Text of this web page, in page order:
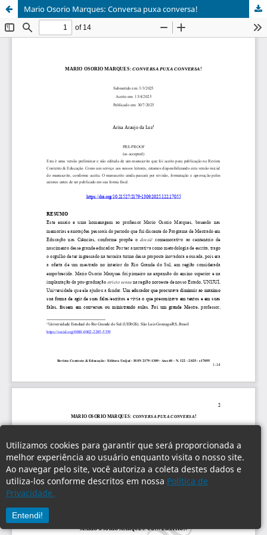
Utilizamos cookies para garantir que será proporcionada a
melhor experiência ao usuário enquanto visita o nosso site.
Ao navegar pelo site, você autoriza a coleta destes dados e
utiliza-los conforme descritos em nossa Política de
Privacidade.
Entendi!
Mario Osorio Marques: Conversa puxa conversa!